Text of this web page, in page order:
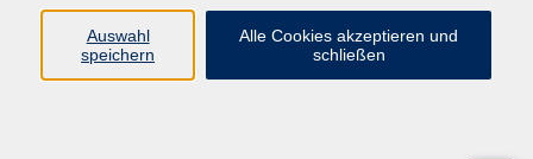
zurück zur Übersicht
Auswahl
speichern
Alle Cookies akzeptieren und
schließen